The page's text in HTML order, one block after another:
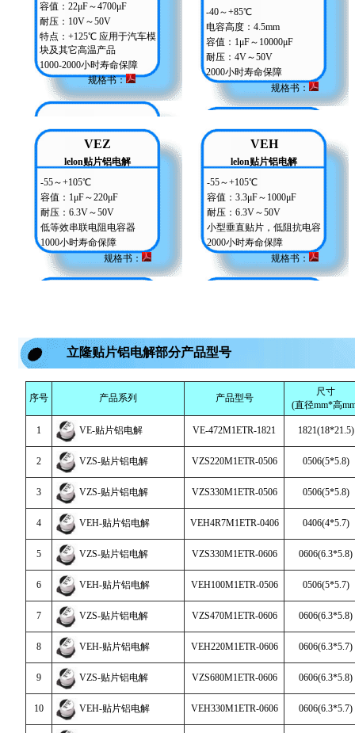
容值：22μF～4700μF
耐压：10V～50V
特点：+125℃ 应用于汽车模
块及其它高温产品
1000-2000小时寿命保障
规格书：
-40～+85℃
电容高度：4.5mm
容值：1μF～10000μF
耐压：4V～50V
2000小时寿命保障
规格书：
VEZ
lelon贴片铝电解
-55～+105℃
容值：1μF～220μF
耐压：6.3V～50V
低等效串联电阻电容器
1000小时寿命保障
规格书：
VEH
lelon贴片铝电解
-55～+105℃
容值：3.3μF～1000μF
耐压：6.3V～50V
小型垂直贴片，低阻抗电容
2000小时寿命保障
规格书：
立隆贴片铝电解部分产品型号
序号 产品系列 产品型号
尺寸
(直径mm*高
1 VE-贴片铝电解 VE-472M1ETR-1821 1821(18*21.5)
2 VZS-贴片铝电解 VZS220M1ETR-0506 0506(5*5.8)
3 VZS-贴片铝电解 VZS330M1ETR-0506 0506(5*5.8)
4 VEH-贴片铝电解 VEH4R7M1ETR-0406 0406(4*5.7)
5 VZS-贴片铝电解 VZS330M1ETR-0606 0606(6.3*5.8)
6 VEH-贴片铝电解 VEH100M1ETR-0506 0506(5*5.7)
7 VZS-贴片铝电解 VZS470M1ETR-0606 0606(6.3*5.8)
8 VEH-贴片铝电解 VEH220M1ETR-0606 0606(6.3*5.7)
9 VZS-贴片铝电解 VZS680M1ETR-0606 0606(6.3*5.8)
10 VEH-贴片铝电解 VEH330M1ETR-0606 0606(6.3*5.7)